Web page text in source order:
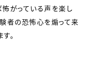
がっている声を楽し
者の恐怖心を煽って来
。